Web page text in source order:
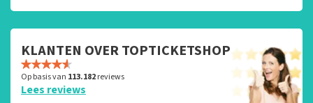
KLANTEN OVER TOPTICKETSHOP
Op basis van 113.182reviews
Lees reviews